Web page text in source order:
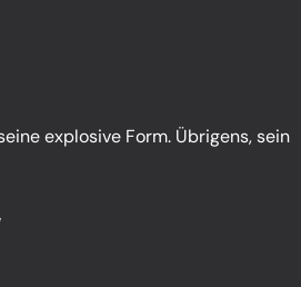
explosive Form. Übrigens, sein